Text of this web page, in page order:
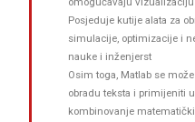
Posjeduje kutije alata za
simulacije, optimizacije i
nauke i inženjerst
Osim toga, Matlab se
obradu teksta i primijeniti
kombinovanje